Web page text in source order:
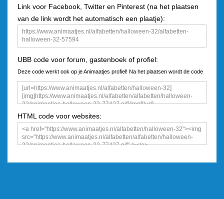
Link voor Facebook, Twitter en Pinterest (na het plaatsen
van de link wordt het automatisch een plaatje):
UBB code voor forum, gastenboek of profiel:
Deze code werkt ook op je Animaatjes profiel! Na het plaatsen wordt de code
een plaatje
HTML code voor websites: